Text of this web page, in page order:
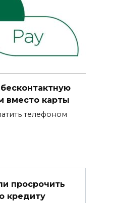
вместо карты
телефоном
просрочить
кредиту